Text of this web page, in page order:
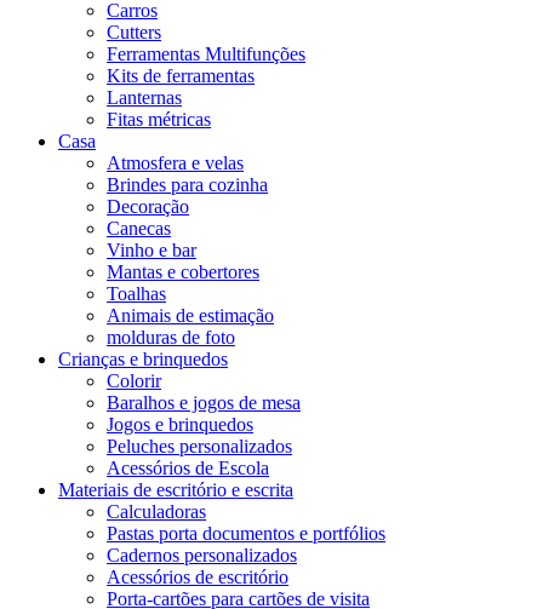
Carros
Cutters
Ferramentas Multifunções
Kits de ferramentas
Lanternas
Fitas métricas
Casa
Atmosfera e velas
Brindes para cozinha
Decoração
Canecas
Vinho e bar
Mantas e cobertores
Toalhas
Animais de estimação
molduras de foto
Crianças e brinquedos
Colorir
Baralhos e jogos de mesa
Jogos e brinquedos
Peluches personalizados
Acessórios de Escola
Materiais de escritório e escrita
Calculadoras
Pastas porta documentos e portfólios
Cadernos personalizados
Acessórios de escritório
Porta-cartões para cartões de visita